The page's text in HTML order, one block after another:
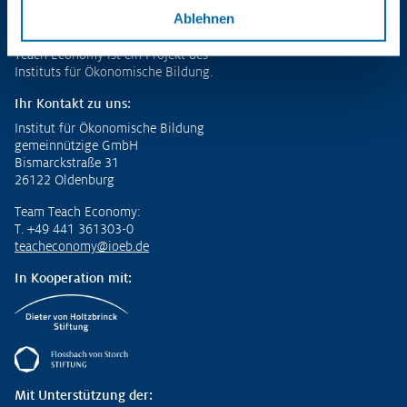
Ablehnen
Fußzeile
Teach Economy ist ein Projekt des
Instituts für Ökonomische Bildung.
Ihr Kontakt zu uns:
Institut für Ökonomische Bildung
gemeinnützige GmbH
Bismarckstraße 31
26122 Oldenburg
Team Teach Economy:
T. +49 441 361303-0
teacheconomy@ioeb.de
In Kooperation mit:
Mit Unterstützung der: